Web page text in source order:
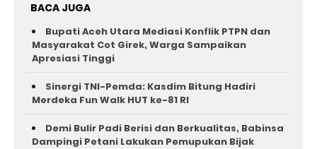
BACA JUGA
Bupati Aceh Utara Mediasi Konflik PTPN dan
Masyarakat Cot Girek, Warga Sampaikan
Apresiasi Tinggi
Sinergi TNI-Pemda: Kasdim Bitung Hadiri
Merdeka Fun Walk HUT ke-81 RI
Demi Bulir Padi Berisi dan Berkualitas, Babinsa
Dampingi Petani Lakukan Pemupukan Bijak